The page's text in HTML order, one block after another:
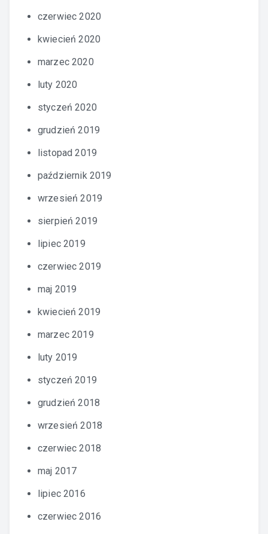
czerwiec 2020
kwiecień 2020
marzec 2020
luty 2020
styczeń 2020
grudzień 2019
listopad 2019
październik 2019
wrzesień 2019
sierpień 2019
lipiec 2019
czerwiec 2019
maj 2019
kwiecień 2019
marzec 2019
luty 2019
styczeń 2019
grudzień 2018
wrzesień 2018
czerwiec 2018
maj 2017
lipiec 2016
czerwiec 2016